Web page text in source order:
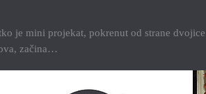
je mini projekat, pokrenut od strane
začina…